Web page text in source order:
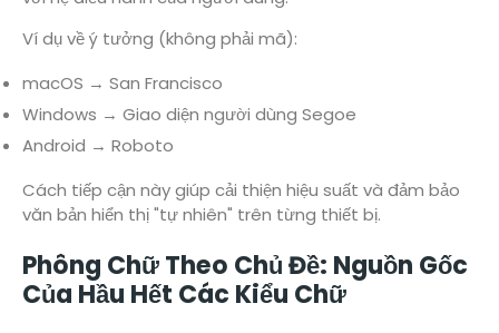
Ví dụ về ý tưởng (không phải mã):
macOS → San Francisco
Windows → Giao diện người dùng Segoe
Android → Roboto
Cách tiếp cận này giúp cải thiện hiệu suất và đảm bảo
văn bản hiển thị "tự nhiên" trên từng thiết bị.
Phông Chữ Theo Chủ Đề: Nguồn Gốc
Của Hầu Hết Các Kiểu Chữ